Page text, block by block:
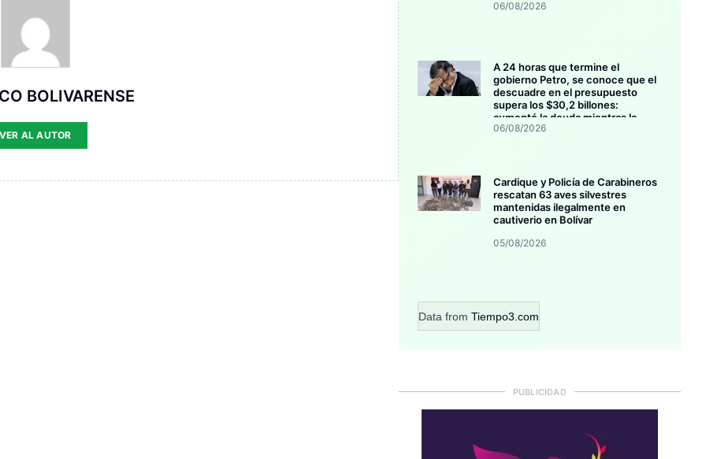
BOLIVARENSE
VER AL AUTOR
06/08/2026
A 24 horas que termine el
gobierno Petro, se conoce que el
descuadre en el presupuesto
supera los $30,2 billones:
aumentó la deuda mientras la
inversión se estanca
06/08/2026
Cardique y Policía de Carabineros
rescatan 63 aves silvestres
mantenidas ilegalmente en
cautiverio en Bolívar
05/08/2026
Data from Tiempo3.com
PUBLICIDAD